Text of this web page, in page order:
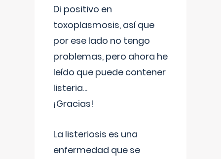
Di positivo en
toxoplasmosis, así que
por ese lado no tengo
problemas, pero ahora he
leído que puede contener
listeria...
¡Gracias!
La listeriosis es una
enfermedad que se